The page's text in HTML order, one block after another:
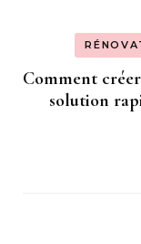
Comment
solution